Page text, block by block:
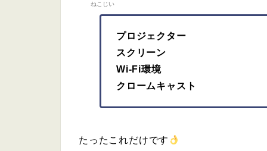
ねこじい
プロジェクター
スクリーン
Wi-Fi環境
クロームキャスト
たったこれだけです